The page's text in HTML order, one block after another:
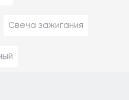
Свеча зажигания